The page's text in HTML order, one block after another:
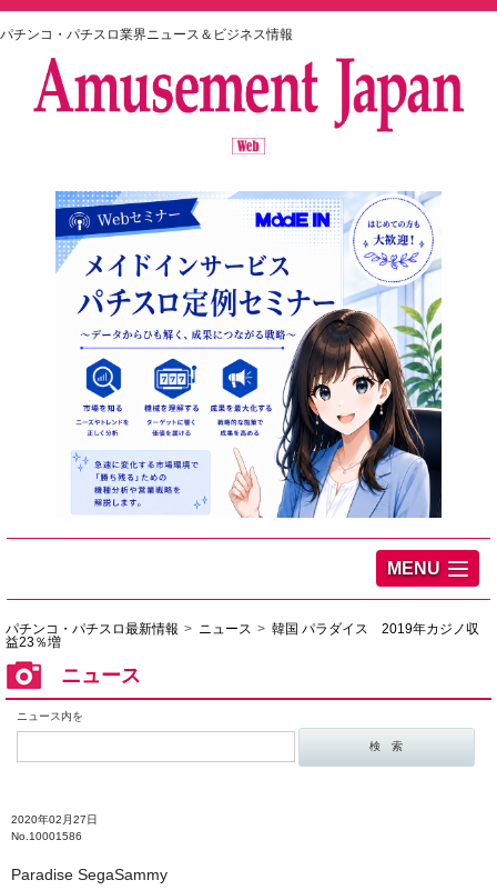
パチンコ・パチスロ業界ニュース＆ビジネス情報
MENU
パチンコ・パチスロ最新情報 ニュース
韓国 パラダイス 2019年カジノ収
益23％増
ニュース
ニュース内を
2020年02月27日
No.10001586
Paradise SegaSammy